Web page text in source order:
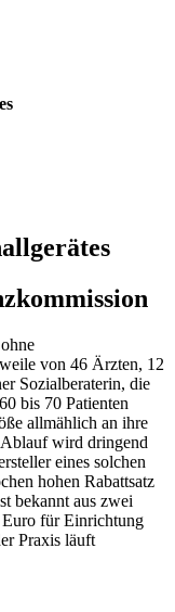
von 46 Ärzten, 12
Sozialberaterin, die
bis 70 Patienten
allmählich an ihre
Ablauf wird dringend
eines solchen
hohen Rabattsatz
bekannt aus zwei
Euro für Einrichtung
Praxis läuft